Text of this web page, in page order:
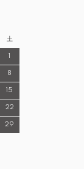
土
1
8
15
22
29